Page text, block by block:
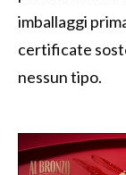
imballaggi
certificate
nessun tipo.